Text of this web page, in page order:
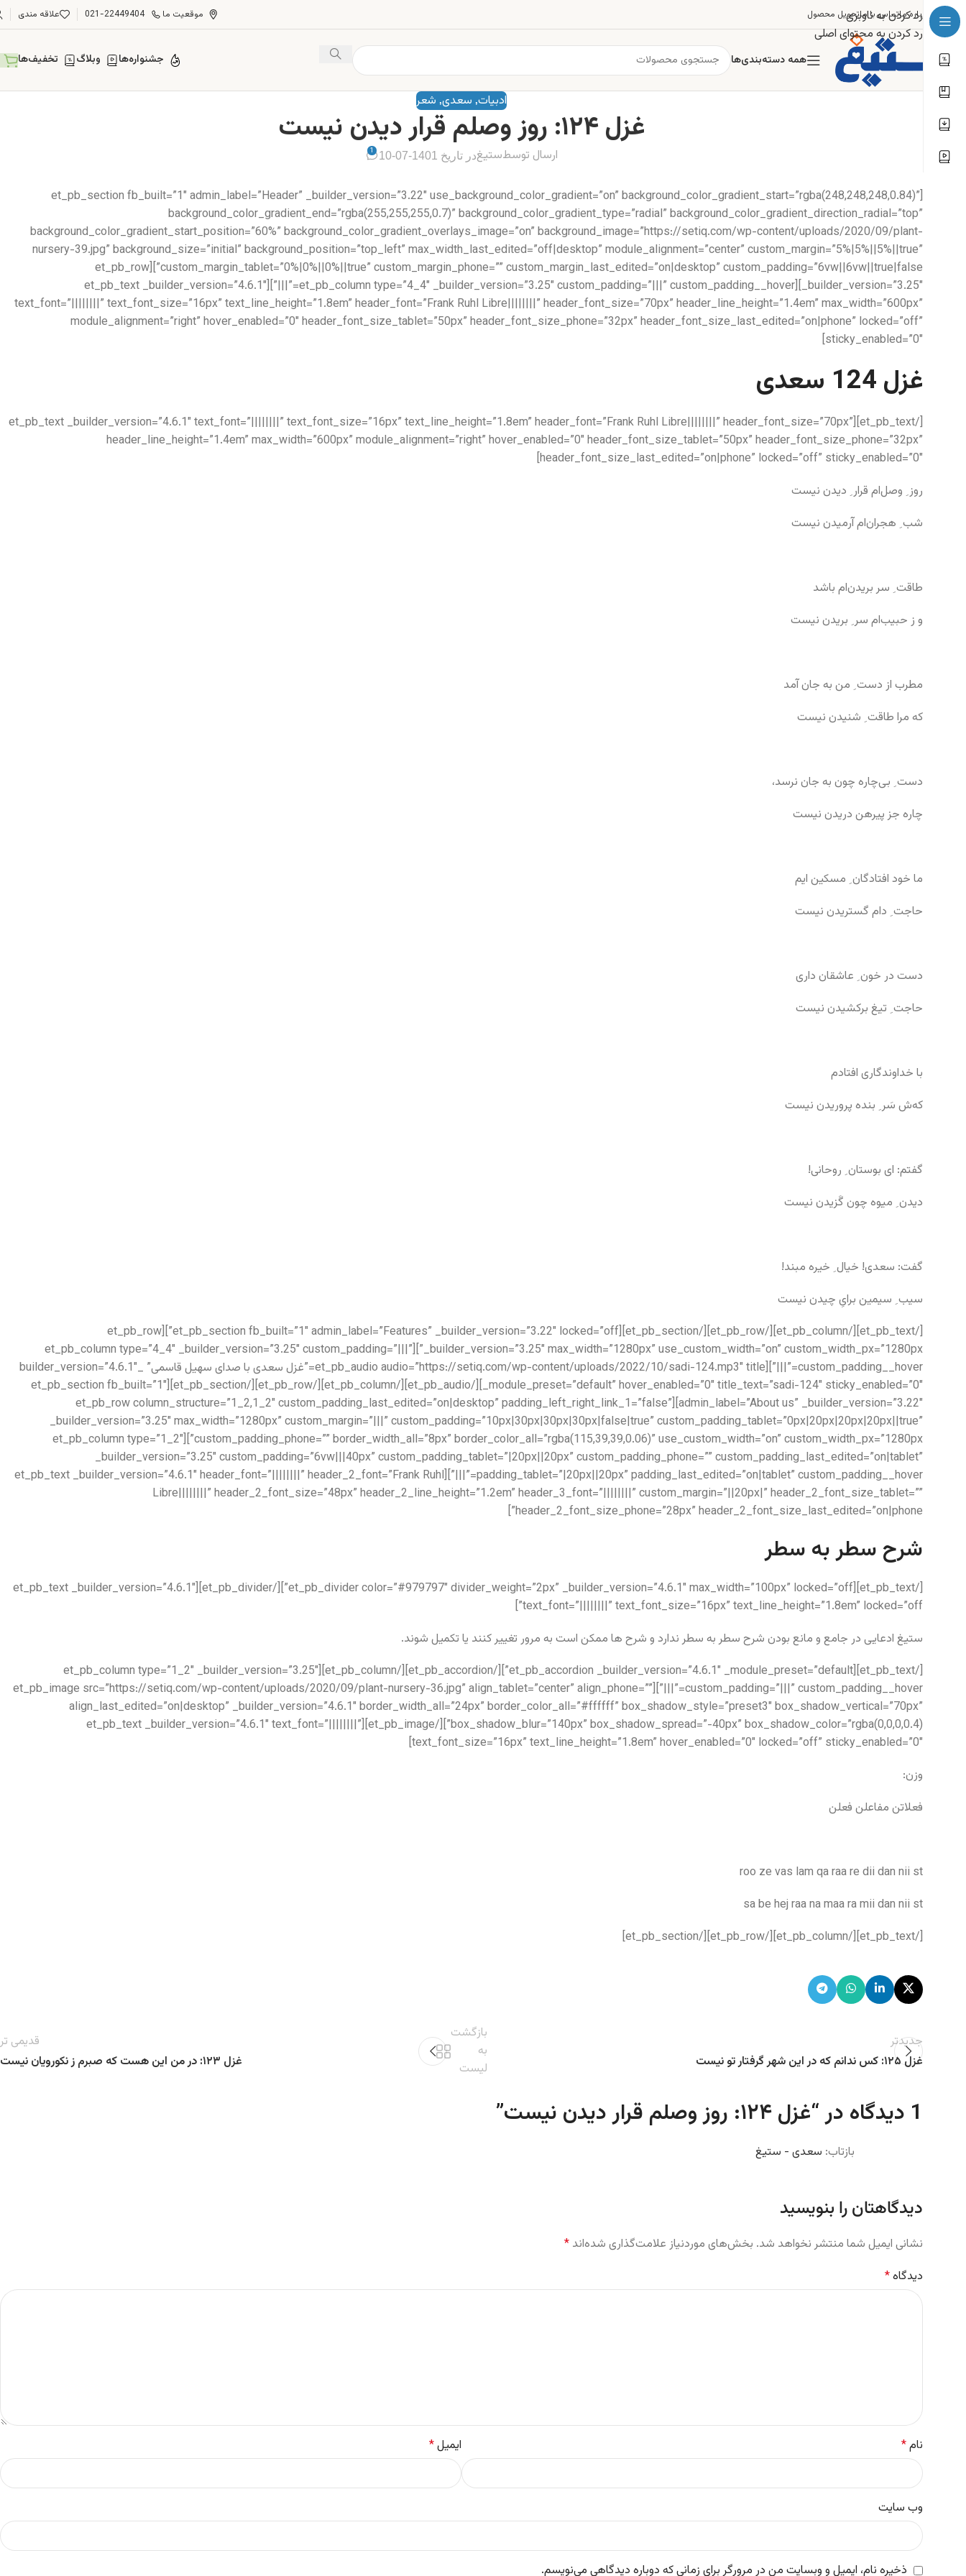
رد کردن به ناوبری
رد کردن به محتوای اصلی
درباره ماتماس با ماتحویل محصول موقعیت ما 021-22449404 علاقه مندی
همه دسته‌بندی‌ها جشنواره‌ها وبلاگ تخفیف‌ها
ادبیات, سعدی, شعر
غزل ۱۲۴: روز وصلم قرار دیدن نیست
ارسال توسطستیغدر تاریخ 1401-07-10 1
[et_pb_section fb_built=”1″ admin_label=”Header” _builder_version=”3.22″ use_background_color_gradient=”on” background_color_gradient_start=”rgba(248,248,248,0.84)”
background_color_gradient_end=”rgba(255,255,255,0.7)” background_color_gradient_type=”radial” background_color_gradient_direction_radial=”top”
background_color_gradient_start_position=”60%” background_color_gradient_overlays_image=”on” background_image=”https://setiq.com/wp-content/uploads/2020/09/plant-
nursery-39.jpg” background_size=”initial” background_position=”top_left” max_width_last_edited=”off|desktop” module_alignment=”center” custom_margin=”5%|5%||5%||true”
custom_margin_tablet=”0%|0%||0%||true” custom_margin_phone=”” custom_margin_last_edited=”on|desktop” custom_padding=”6vw||6vw||true|false”][et_pb_row
_builder_version=”3.25″][et_pb_column type=”4_4″ _builder_version=”3.25″ custom_padding=”|||” custom_padding__hover=”|||”][et_pb_text _builder_version=”4.6.1″
text_font=”||||||||” text_font_size=”16px” text_line_height=”1.8em” header_font=”Frank Ruhl Libre||||||||” header_font_size=”70px” header_line_height=”1.4em” max_width=”600px”
module_alignment=”right” hover_enabled=”0″ header_font_size_tablet=”50px” header_font_size_phone=”32px” header_font_size_last_edited=”on|phone” locked=”off”
sticky_enabled=”0″]
غزل 124 سعدی
[/et_pb_text][et_pb_text _builder_version=”4.6.1″ text_font=”||||||||” text_font_size=”16px” text_line_height=”1.8em” header_font=”Frank Ruhl Libre||||||||” header_font_size=”70px”
header_line_height=”1.4em” max_width=”600px” module_alignment=”right” hover_enabled=”0″ header_font_size_tablet=”50px” header_font_size_phone=”32px”
header_font_size_last_edited=”on|phone” locked=”off” sticky_enabled=”0″]
روز ِ وصل‌ام قرار ِ دیدن نیست
شب ِ هجران‌ام آرمیدن نیست
طاقت ِ سر بریدن‌ام باشد
و ز حبیب‌ام سر ِ بریدن نیست
مطرب از دست ِ من به جان آمد
که مرا طاقت ِ شنیدن نیست
دست ِ بی‌چاره چون به جان نرسد،
چاره جز پیرهن دریدن نیست
ما خود افتادگان ِ مسکین ایم
حاجت ِ دام گستریدن نیست
دست در خون ِ عاشقان داری
حاجت ِ تیغ برکشیدن نیست
با خداوندگاری افتادم
که‌ش سَر ِ بنده پروریدن نیست
گفتم: ای بوستان ِ روحانی!
دیدن ِ میوه چون گَزیدن نیست
گفت: سعدی! خیال ِ خیره مبند!
سیب ِ سیمین برایِ چیدن نیست
[/et_pb_text][/et_pb_column][/et_pb_row][/et_pb_section][et_pb_section fb_built=”1″ admin_label=”Features” _builder_version=”3.22″ locked=”off”][et_pb_row
_builder_version=”3.25″ max_width=”1280px” use_custom_width=”on” custom_width_px=”1280px”][et_pb_column type=”4_4″ _builder_version=”3.25″ custom_padding=”|||”
custom_padding__hover=”|||”][et_pb_audio audio=”https://setiq.com/wp-content/uploads/2022/10/sadi-124.mp3″ title=”غزل سعدی با صدای سهیل قاسمی” _builder_version=”4.6.1″
_module_preset=”default” hover_enabled=”0″ title_text=”sadi-124″ sticky_enabled=”0″][/et_pb_audio][/et_pb_column][/et_pb_row][/et_pb_section][et_pb_section fb_built=”1″
admin_label=”About us” _builder_version=”3.22″][et_pb_row column_structure=”1_2,1_2″ custom_padding_last_edited=”on|desktop” padding_left_right_link_1=”false”
_builder_version=”3.25″ max_width=”1280px” custom_margin=”|||” custom_padding=”10px|30px|30px|30px|false|true” custom_padding_tablet=”0px|20px|20px|20px||true”
custom_padding_phone=”” border_width_all=”8px” border_color_all=”rgba(115,39,39,0.06)” use_custom_width=”on” custom_width_px=”1280px”][et_pb_column type=”1_2″
_builder_version=”3.25″ custom_padding=”6vw|||40px” custom_padding_tablet=”|20px||20px” custom_padding_phone=”” custom_padding_last_edited=”on|tablet”
padding_tablet=”|20px||20px” padding_last_edited=”on|tablet” custom_padding__hover=”|||”][et_pb_text _builder_version=”4.6.1″ header_font=”||||||||” header_2_font=”Frank Ruhl
Libre||||||||” header_2_font_size=”48px” header_2_line_height=”1.2em” header_3_font=”||||||||” custom_margin=”||20px|” header_2_font_size_tablet=””
header_2_font_size_phone=”28px” header_2_font_size_last_edited=”on|phone”]
شرح سطر به سطر
[/et_pb_text][et_pb_divider color=”#979797″ divider_weight=”2px” _builder_version=”4.6.1″ max_width=”100px” locked=”off”][/et_pb_divider][et_pb_text _builder_version=”4.6.1″
text_font=”||||||||” text_font_size=”16px” text_line_height=”1.8em” locked=”off”]
ستیغ ادعایی در جامع و مانع بودن شرح سطر به سطر ندارد و شرح ها ممکن است به مرور تغییر کنند یا تکمیل شوند.
[/et_pb_text][et_pb_accordion _builder_version=”4.6.1″ _module_preset=”default”][/et_pb_accordion][/et_pb_column][et_pb_column type=”1_2″ _builder_version=”3.25″
custom_padding=”|||” custom_padding__hover=”|||”][et_pb_image src=”https://setiq.com/wp-content/uploads/2020/09/plant-nursery-36.jpg” align_tablet=”center” align_phone=””
align_last_edited=”on|desktop” _builder_version=”4.6.1″ border_width_all=”24px” border_color_all=”#ffffff” box_shadow_style=”preset3″ box_shadow_vertical=”70px”
box_shadow_blur=”140px” box_shadow_spread=”-40px” box_shadow_color=”rgba(0,0,0,0.4)”][/et_pb_image][et_pb_text _builder_version=”4.6.1″ text_font=”||||||||”
text_font_size=”16px” text_line_height=”1.8em” hover_enabled=”0″ locked=”off” sticky_enabled=”0″]
وزن:
فعلاتن مفاعلن فعلن
roo ze vas lam qa raa re dii dan nii st
sa be hej raa na maa ra mii dan nii st
[/et_pb_text][/et_pb_column][/et_pb_row][/et_pb_section]
جدیدتر
غزل ۱۲۵: کس ندانم که در این شهر گرفتار تو نیست
بازگشت
به
لیست
قدیمی تر
غزل ۱۲۳: در من این هست که صبرم ز نکورویان نیست
1 دیدگاه در “ غزل ۱۲۴: روز وصلم قرار دیدن نیست ”
بازتاب: سعدی - ستیغ
دیدگاهتان را بنویسید
نشانی ایمیل شما منتشر نخواهد شد. بخش‌های موردنیاز علامت‌گذاری شده‌اند *
دیدگاه*
نام* ایمیل*
وب‌ سایت
ذخیره نام، ایمیل و وبسایت من در مرورگر برای زمانی که دوباره دیدگاهی می‌نویسم.